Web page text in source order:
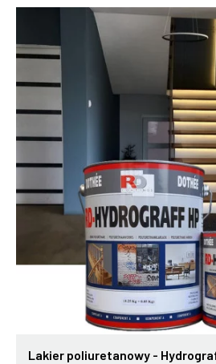
Lakier poliuretanowy -